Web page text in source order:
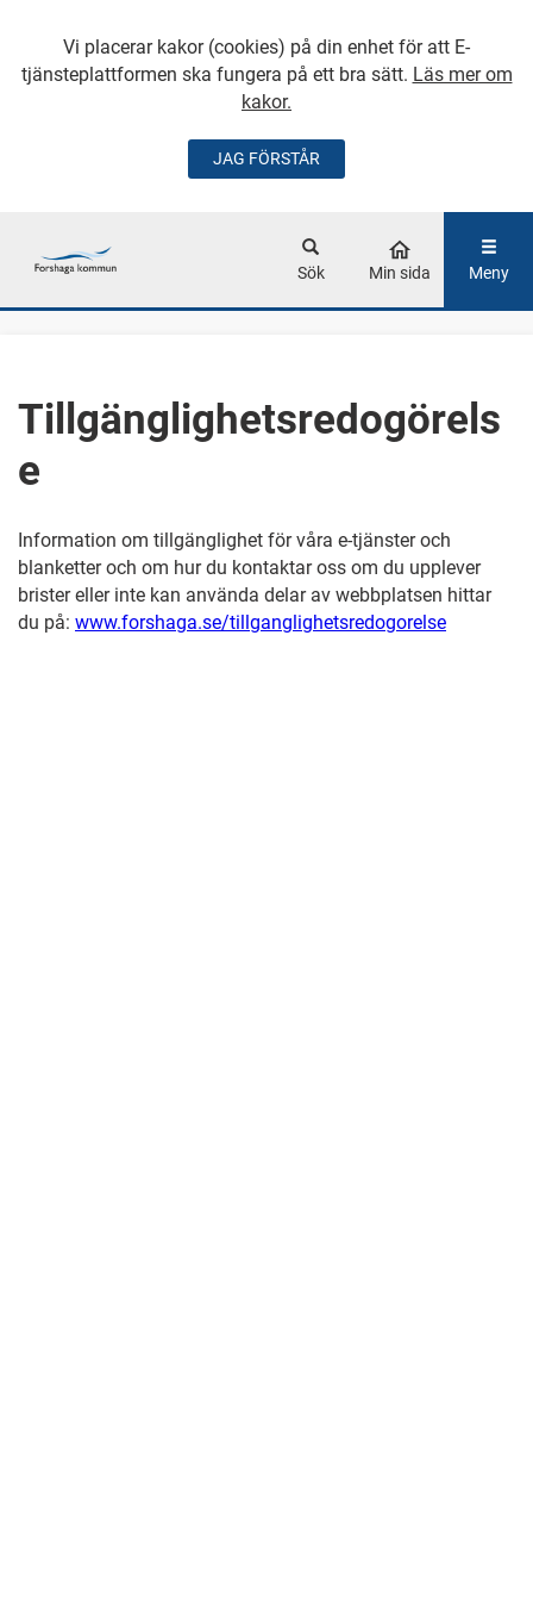
Vi placerar kakor (cookies) på din enhet för att E-
tjänsteplattformen ska fungera på ett bra sätt. Läs mer om
kakor.
JAG FÖRSTÅR
GÅ DIREKT TILL
Sök Min sida Meny
Tillgänglighetsredogörels
e
Information om tillgänglighet för våra e-tjänster och
blanketter och om hur du kontaktar oss om du upplever
brister eller inte kan använda delar av webbplatsen hittar
du på: www.forshaga.se/tillganglighetsredogorelse